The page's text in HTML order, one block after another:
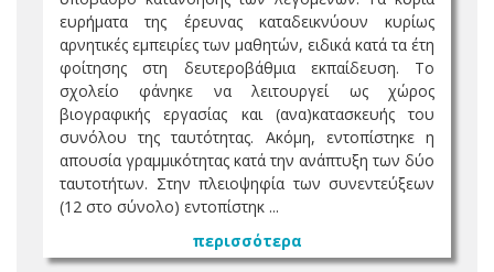
ευρήματα της έρευνας καταδεικνύουν κυρίως
αρνητικές εμπειρίες των μαθητών, ειδικά κατά τα έτη
φοίτησης στη δευτεροβάθμια εκπαίδευση. Το
σχολείο φάνηκε να λειτουργεί ως χώρος
βιογραφικής εργασίας και (ανα)κατασκευής του
συνόλου της ταυτότητας. Ακόμη, εντοπίστηκε η
απουσία γραμμικότητας κατά την ανάπτυξη των δύο
ταυτοτήτων. Στην πλειοψηφία των συνεντεύξεων
(12 στο σύνολο) εντοπίστηκ ...
περισσότερα